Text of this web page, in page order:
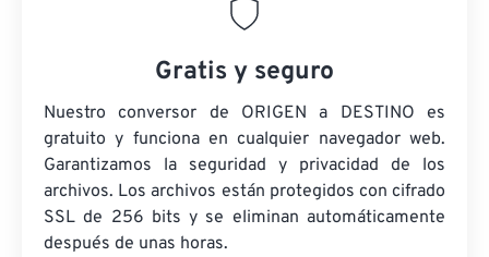
Gratis y seguro
Nuestro conversor de ORIGEN a DESTINO es
gratuito y funciona en cualquier navegador web.
Garantizamos la seguridad y privacidad de los
archivos. Los archivos están protegidos con cifrado
SSL de 256 bits y se eliminan automáticamente
después de unas horas.